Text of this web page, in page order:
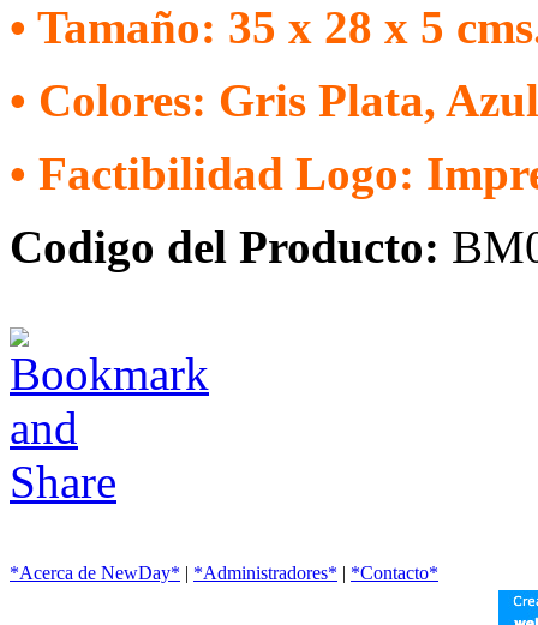
• Tamaño: 35 x 28 x 5
• Colores: Gris Plata,
• Factibilidad Logo:
Codigo del Producto:
*Acerca de NewDay* | *Administradores* | *Contacto*